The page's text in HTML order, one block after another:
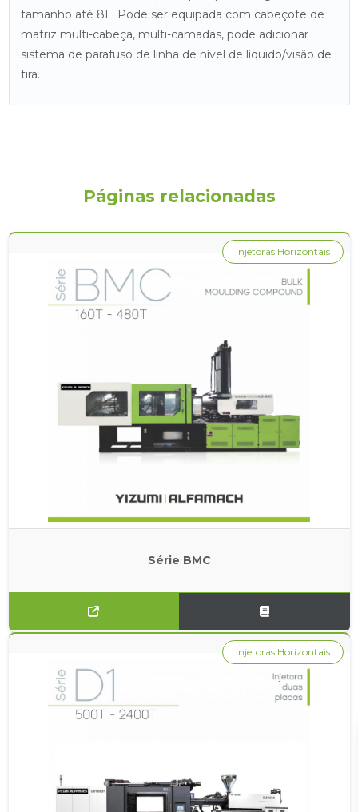
tamanho até 8L. Pode ser equipada com cabeçote de
matriz multi-cabeça, multi-camadas, pode adicionar
sistema de parafuso de linha de nível de líquido/visão de
tira.
Páginas relacionadas
Série BMC
Injetoras Horizontais
Injetoras Horizontais